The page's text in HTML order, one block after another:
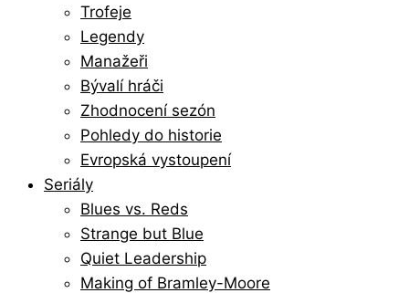
Trofeje
Legendy
Manažeři
Bývalí hráči
Zhodnocení sezón
Pohledy do historie
Evropská vystoupení
Seriály
Blues vs. Reds
Strange but Blue
Quiet Leadership
Making of Bramley-Moore